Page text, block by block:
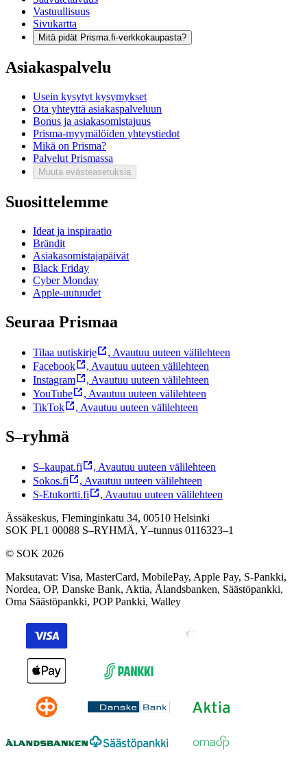
Vastuullisuus
Sivukartta
Mitä pidät Prisma.fi-verkkokaupasta?
Asiakaspalvelu
Usein kysytyt kysymykset
Ota yhteyttä asiakaspalveluun
Bonus ja asiakasomistajuus
Prisma-myymälöiden yhteystiedot
Mikä on Prisma?
Palvelut Prismassa
Muuta evästeasetuksia
Suosittelemme
Ideat ja inspiraatio
Brändit
Asiakasomistajapäivät
Black Friday
Cyber Monday
Apple-uutuudet
Seuraa Prismaa
Tilaa uutiskirje , Avautuu uuteen välilehteen
Facebook
, Avautuu uuteen välilehteen
Instagram
, Avautuu uuteen välilehteen
YouTube
, Avautuu uuteen välilehteen
TikTok
, Avautuu uuteen välilehteen
S–ryhmä
S–kaupat.fi , Avautuu uuteen välilehteen
Sokos.fi
, Avautuu uuteen välilehteen
S-Etukortti.fi
, Avautuu uuteen välilehteen
Ässäkeskus, Fleminginkatu 34, 00510 Helsinki
SOK PL1 00088 S–RYHMÄ, Y–tunnus 0116323–1
© SOK 2026
Maksutavat: Visa, MasterCard, MobilePay, Apple Pay, S-Pankki,
Nordea, OP, Danske Bank, Aktia, Ålandsbanken, Säästöpankki,
Oma Säästöpankki, POP Pankki, Walley